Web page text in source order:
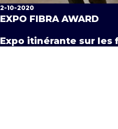
2-10-2020
EXPO FIBRA AWARD
Expo itinérante sur les